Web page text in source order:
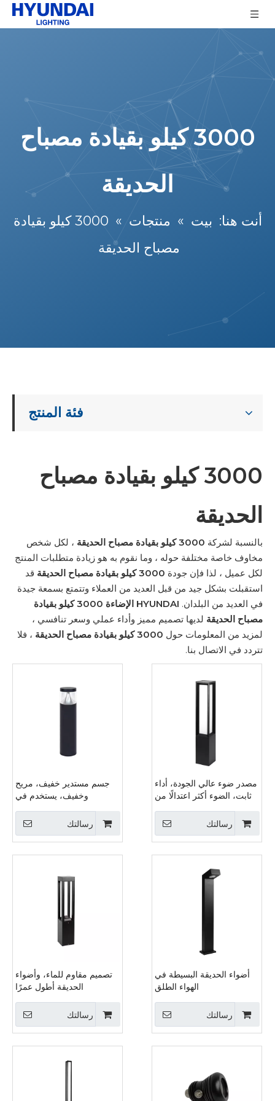
3000 كيلو بقيادة مصباح
الحديقة
أنت هنا: بيت » منتجات »
3000 كيلو بقيادة
مصباح الحديقة
فئة المنتج
3000 كيلو بقيادة مصباح
الحديقة
بالنسبة لشركة 3000 كيلو بقيادة مصباح الحديقة
، لكل شخص
مخاوف خاصة مختلفة حوله ، وما نقوم به هو زيادة متطلبات المنتج
لكل عميل ، لذا فإن جودة 3000 كيلو بقيادة مصباح الحديقة
قد
استقبلت بشكل جيد من قبل العديد من العملاء وتتمتع بسمعة جيدة
في العديد من البلدان. HYUNDAI الإضاءة
3000 كيلو بقيادة
مصباح الحديقة لديها تصميم مميز وأداء عملي وسعر تنافسي ،
لمزيد من المعلومات حول 3000 كيلو بقيادة مصباح الحديقة
، فلا
تتردد في الاتصال بنا.
جسم مستدير خفيف، مريح
وخفيف، يستخدم في
الفناء
رسالتك
مصدر ضوء عالي الجودة، أداء
ثابت، الضوء أكثر اعتدالًا من
رسالتك
تصميم مقاوم للماء، وأضواء
الحديقة أطول عمرًا
رسالتك
أضواء الحديقة البسيطة في
الهواء الطلق
رسالتك